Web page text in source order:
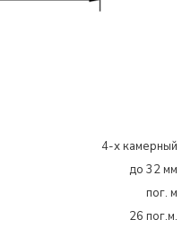
4-х камерный
до 32 мм
пог. м
26 пог.м.